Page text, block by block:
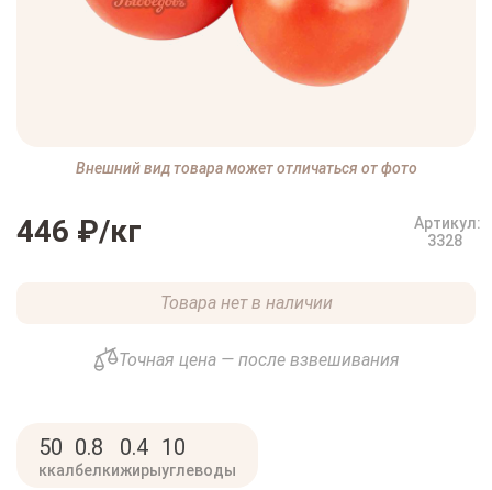
Внешний вид товара может отличаться от фото
446 ₽/кг
Артикул:
3328
Товара нет в наличии
Точная цена — после взвешивания
50
ккал
0.8
белки
0.4
жиры
10
углеводы